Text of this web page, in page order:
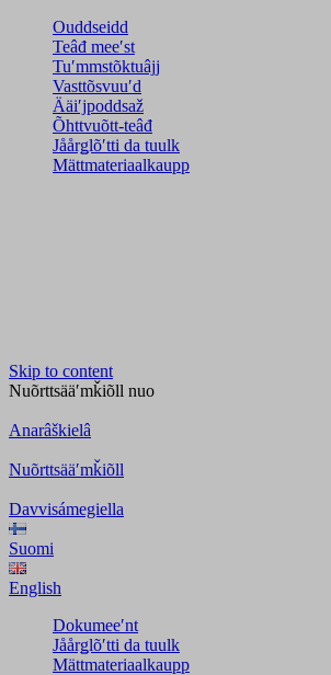
Ouddseidd
Teâđ meeʹst
Tuʹmmstõktuâjj
Vasttõsvuuʹd
Ääiʹjpoddsaž
Õhttvuõtt-teâđ
Jåårǥlõʹtti da tuulk
Mättmateriaalkaupp
Skip to content
Nuõrttsääʹmǩiõll nuo
Anarâškielâ
Nuõrttsääʹmǩiõll
Davvisámegiella
Suomi
English
Dokumeeʹnt
Jåårǥlõʹtti da tuulk
Mättmateriaalkaupp